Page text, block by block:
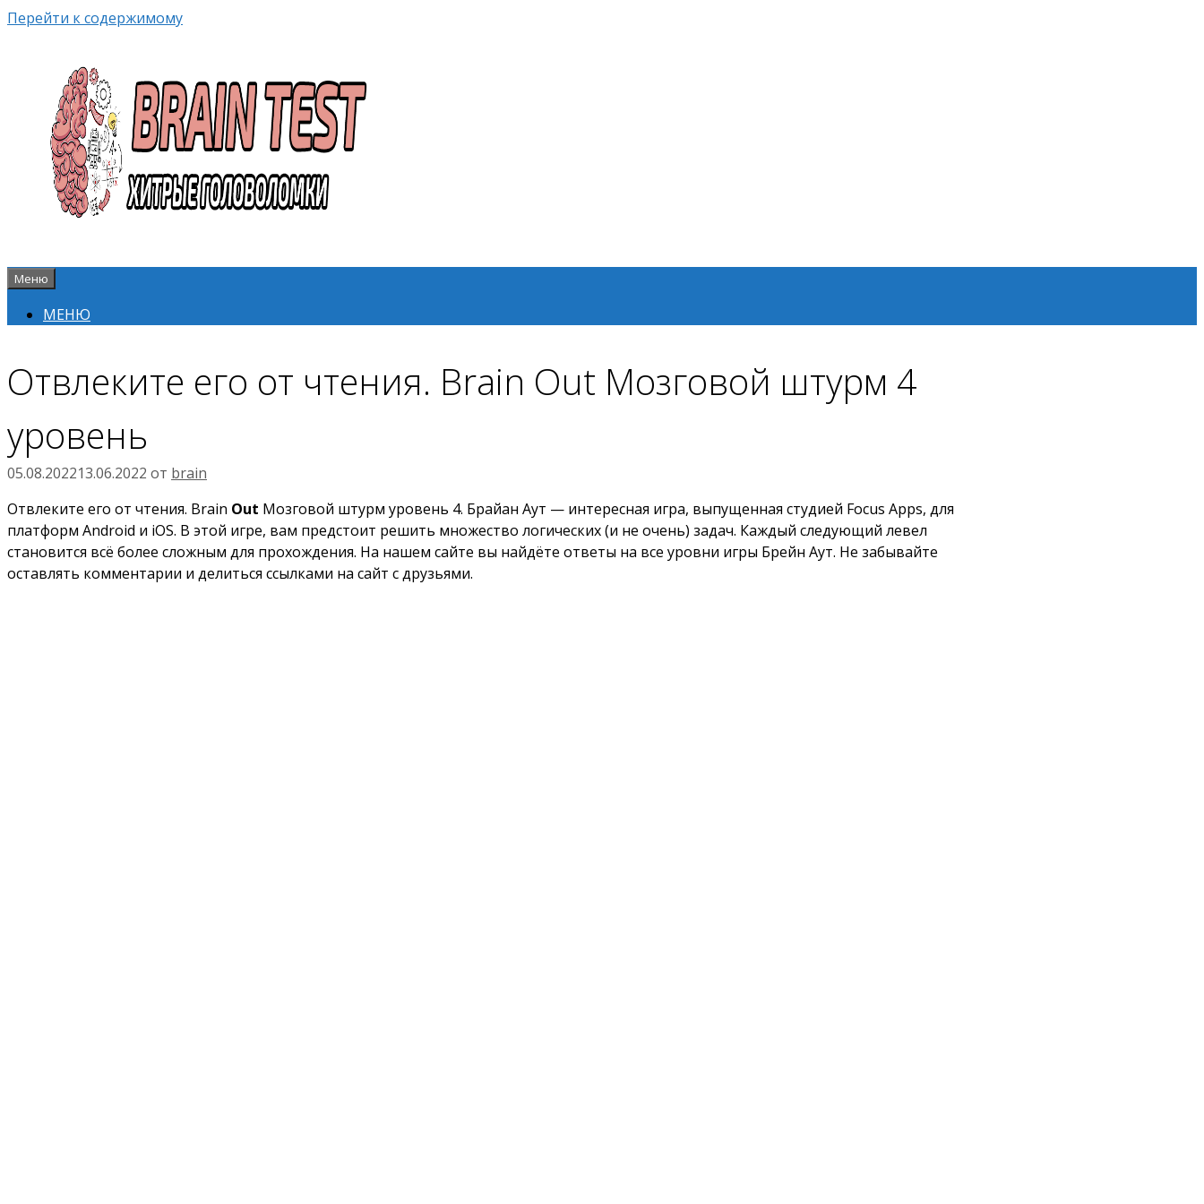
Перейти к содержимому
Меню
МЕНЮ
Отвлеките его от чтения. Brain Out Мозговой штурм 4
уровень
05.08.202213.06.2022 от brain
Отвлеките его от чтения. Brain Out Мозговой штурм уровень 4. Брайан Аут — интересная игра, выпущенная студией Focus Apps, для
платформ Android и iOS. В этой игре, вам предстоит решить множество логических (и не очень) задач. Каждый следующий левел
становится всё более сложным для прохождения. На нашем сайте вы найдёте ответы на все уровни игры Брейн Аут. Не забывайте
оставлять комментарии и делиться ссылками на сайт с друзьями.